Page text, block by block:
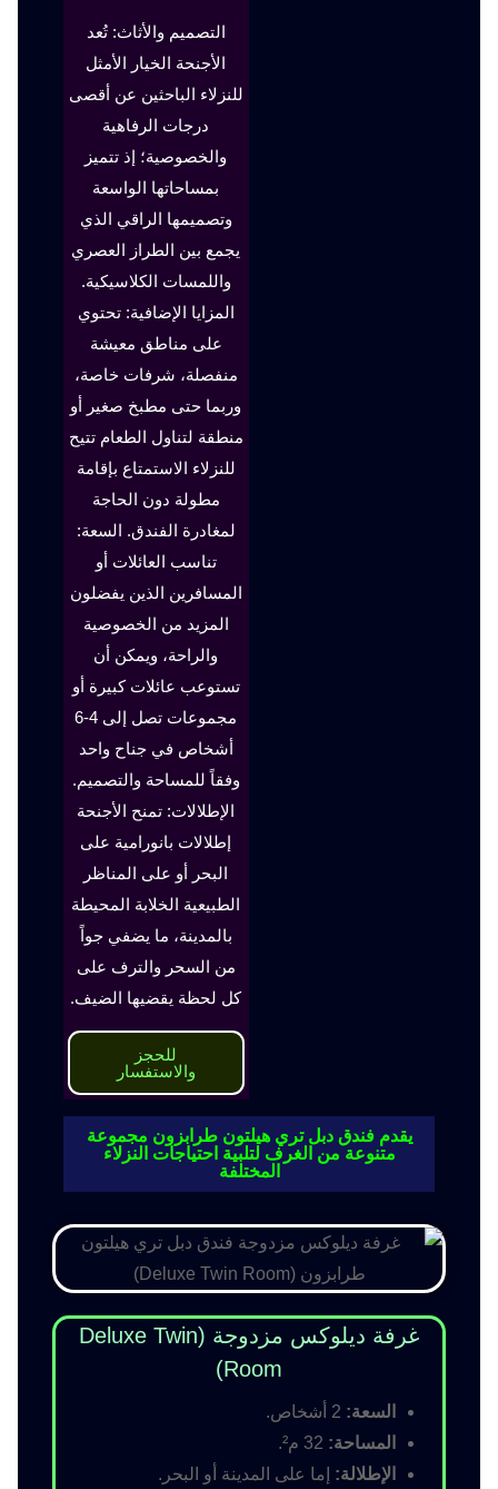
التصميم والأثاث: تُعد
الأجنحة الخيار الأمثل
للنزلاء الباحثين عن أقصى
درجات الرفاهية
والخصوصية؛ إذ تتميز
بمساحاتها الواسعة
وتصميمها الراقي الذي
يجمع بين الطراز العصري
واللمسات الكلاسيكية.
المزايا الإضافية: تحتوي
على مناطق معيشة
منفصلة، شرفات خاصة،
وربما حتى مطبخ صغير أو
منطقة لتناول الطعام تتيح
للنزلاء الاستمتاع بإقامة
مطولة دون الحاجة
لمغادرة الفندق. السعة:
تناسب العائلات أو
المسافرين الذين يفضلون
المزيد من الخصوصية
والراحة، ويمكن أن
تستوعب عائلات كبيرة أو
مجموعات تصل إلى 4-6
أشخاص في جناح واحد
وفقاً للمساحة والتصميم.
الإطلالات: تمنح الأجنحة
إطلالات بانورامية على
البحر أو على المناظر
الطبيعية الخلابة المحيطة
بالمدينة، ما يضفي جواً
من السحر والترف على
كل لحظة يقضيها الضيف.
للحجز
والاستفسار
يقدم فندق دبل تري هيلتون طرابزون مجموعة
متنوعة من الغرف لتلبية احتياجات النزلاء
المختلفة
غرفة ديلوكس مزدوجة (Deluxe Twin
Room)
السعة:
المساحة:
الإطلالة: إما على المدينة أو البحر.